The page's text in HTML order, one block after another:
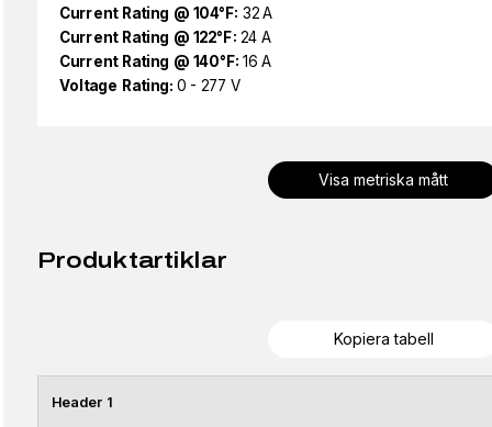
Current Rating @ 104°F: 32 A
Current Rating @ 122°F: 24 A
Current Rating @ 140°F: 16 A
Voltage Rating: 0 - 277 V
Visa metriska mått
Produktartiklar
Kopiera tabell
Header 1